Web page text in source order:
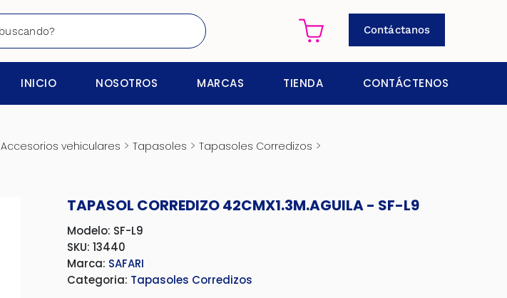
Contáctanos
INICIO NOSOTROS MARCAS TIENDA CONTÁCTENOS
Accesorios vehiculares > Tapasoles > Tapasoles Corredizos >
TAPASOL CORREDIZO 42CMX1.3M.AGUILA - SF-L9
Modelo: SF-L9
SKU: 13440
Marca: SAFARI
Categoria: Tapasoles Corredizos